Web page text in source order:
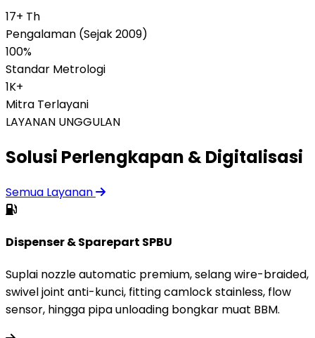
17+ Th
Pengalaman (Sejak 2009)
100%
Standar Metrologi
1K+
Mitra Terlayani
LAYANAN UNGGULAN
Solusi Perlengkapan & Digitalisasi
Semua Layanan
Dispenser & Sparepart SPBU
Suplai nozzle automatic premium, selang wire-braided,
swivel joint anti-kunci, fitting camlock stainless, flow
sensor, hingga pipa unloading bongkar muat BBM.